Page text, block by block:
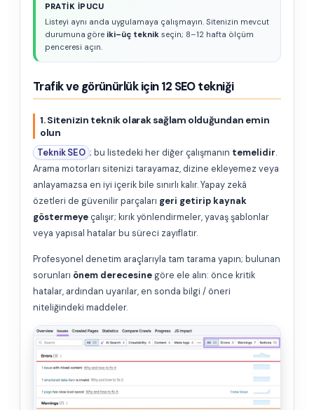
PRATIK IPUCU
Listeyi aynı anda uygulamaya çalışmayın. Sitenizin mevcut
durumuna göre iki–üç teknikseçin; 8–12 hafta ölçüm
penceresi açın.
Trafik ve görünürlük için 12 SEO tekniği
1. Sitenizin teknik olarak sağlam olduğundan emin
olun
Teknik SEO ; bu listedeki her diğer çalışmanın temelidir.
Arama motorları sitenizi tarayamaz, dizine ekleyemez veya
anlayamazsa en iyi içerik bile sınırlı kalır. Yapay zekâ
özetleri de güvenilir parçaları geri getirip kaynak
göstermeyeçalışır; kırık yönlendirmeler, yavaş şablonlar
veya yapısal hatalar bu süreci zayıflatır.
Profesyonel denetim araçlarıyla tam tarama yapın; bulunan
sorunları önem derecesinegöre ele alın: önce kritik
hatalar, ardından uyarılar, en sonda bilgi / öneri
niteliğindeki maddeler.